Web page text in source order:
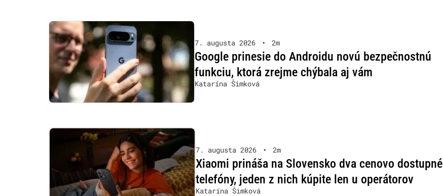
7. augusta 2026 • 2m
Google prinesie do Androidu novú bezpečnostnú
funkciu, ktorá zrejme chýbala aj vám
Katarína Šimková
7. augusta 2026 • 2m
Xiaomi prináša na Slovensko dva cenovo dostupné
telefóny, jeden z nich kúpite len u operátorov
Katarína Šimková